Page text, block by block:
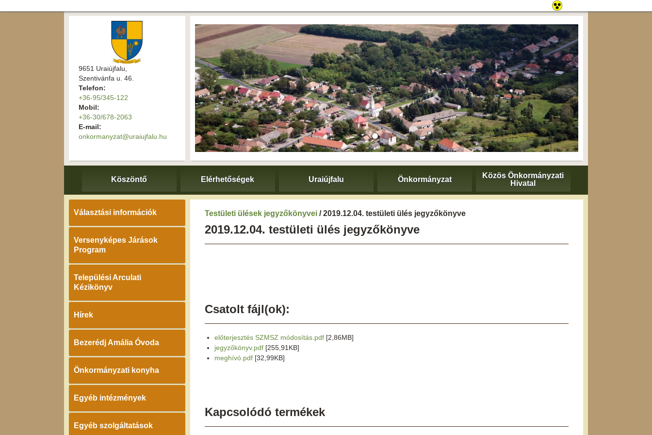
9651 Uraiújfalu,
Szentivánfa u. 46.
Telefon:
+36-95/345-122
Mobil:
+36-30/678-2063
E-mail:
onkormanyzat@uraiujfalu.hu
Köszöntő Elérhetőségek Uraiújfalu Önkormányzat
Közös Önkormányzati
Hivatal
Választási információk
Versenyképes Járások
Program
Települési Arculati
Kézikönyv
Hírek
Bezerédj Amália Óvoda
Önkormányzati konyha
Egyéb intézmények
Egyéb szolgáltatások
Testületi ülések jegyzőkönyvei / 2019.12.04. testületi ülés jegyzőkönyve
2019.12.04. testületi ülés jegyzőkönyve
Csatolt fájl(ok):
előterjesztés SZMSZ módosítás.pdf [2,86MB]
jegyzőkönyv.pdf [255,91KB]
meghívó.pdf [32,99KB]
Kapcsolódó termékek